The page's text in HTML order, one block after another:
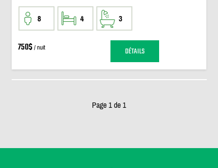
8 4 3
750$ / nuit DÉTAILS
Page 1 de 1